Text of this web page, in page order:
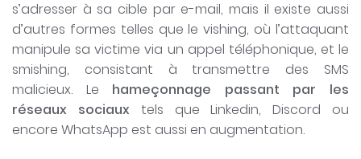
s’adresser à sa cible par e-mail, mais il existe aussi
d’autres formes telles que le vishing, où l’attaquant
manipule sa victime via un appel téléphonique, et le
smishing, consistant à transmettre des SMS
malicieux. Le hameçonnage passant par les
réseaux sociaux tels que Linkedin, Discord ou
encore WhatsApp est aussi en augmentation.